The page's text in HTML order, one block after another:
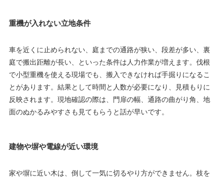
重機が入れない立地条件
車を近くに止められない、庭までの通路が狭い、段差が多い、裏
庭で搬出距離が長い、といった条件は人力作業が増えます。伐根
で小型重機を使える現場でも、搬入できなければ手掘りになるこ
とがあります。結果として時間と人数が必要になり、見積もりに
反映されます。現地確認の際は、門扉の幅、通路の曲がり角、地
面のぬかるみやすさも見てもらうと話が早いです。
建物や塀や電線が近い環境
家や塀に近い木は、倒して一気に切るやり方ができません。枝を